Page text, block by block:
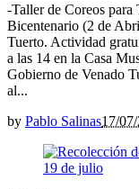
-Taller de Coreos para
Bicentenario (2 de
Tuerto. Actividad
a las 14 en la Casa
Gobierno de Venado
al...
by Pablo Salinas17/